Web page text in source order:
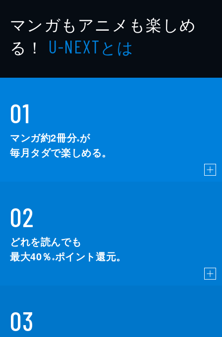
マンガもアニメも楽しめ
る！ U-NEXTとは
01
マンガ約2冊分※が
毎月タダで楽しめる。
02
どれを読んでも
最大40％ ※ポイント還元。
03